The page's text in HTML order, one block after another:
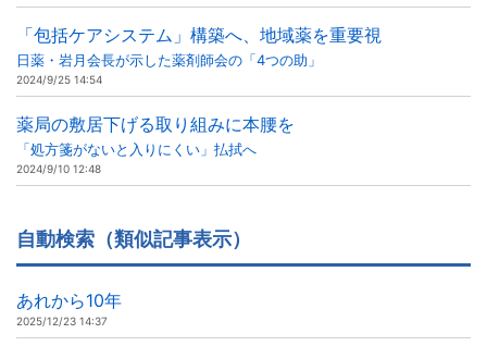
「包括ケアシステム」構築へ、地域薬を重要視
日薬・岩月会長が示した薬剤師会の「4つの助」
2024/9/25 14:54
薬局の敷居下げる取り組みに本腰を
「処方箋がないと入りにくい」払拭へ
2024/9/10 12:48
自動検索（類似記事表示）
あれから10年
2025/12/23 14:37